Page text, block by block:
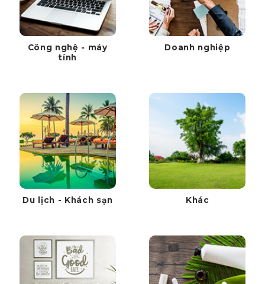
Công nghệ - máy
tính
Doanh nghiệp
Du lịch - Khách sạn Khác